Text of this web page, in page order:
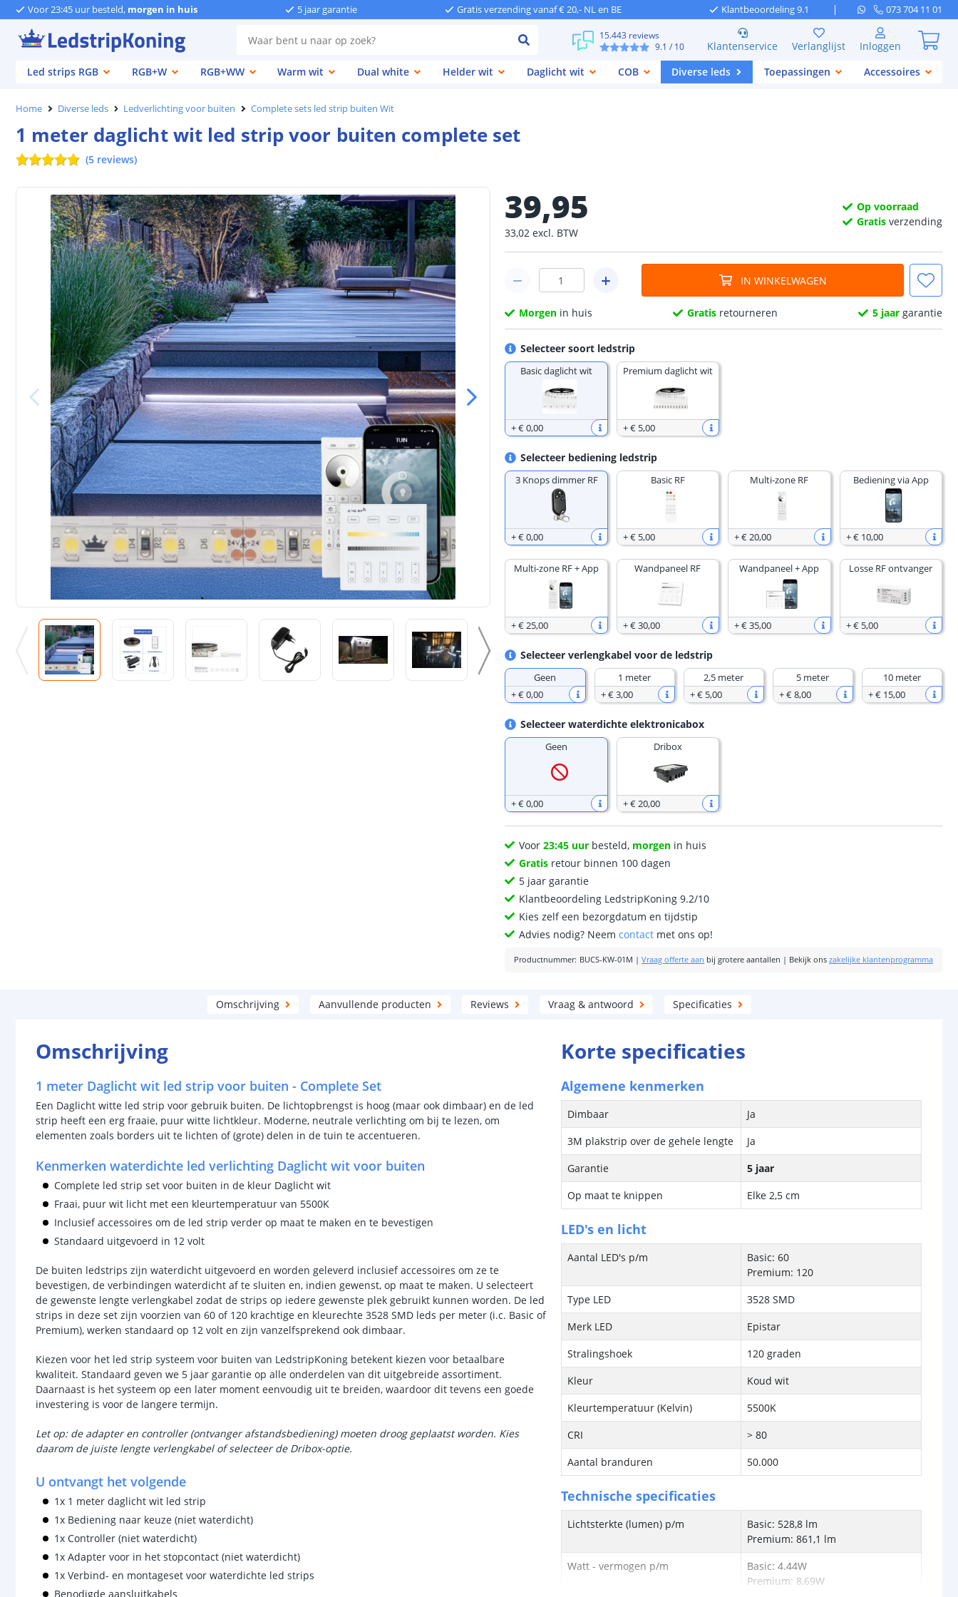
Voor 23:45 uur besteld, morgen in huis 5 jaar garantie Gratis verzending vanaf € 20,- NL en BE Klantbeoordeling 9.1 073 704 11 01
15.443 reviews
9.1 / 10 Klantenservice Verlanglijst
Inloggen
Led strips RGB
RGB+W RGB+WW Warm wit Dual white Helder wit Daglicht wit COB Diverse leds Toepassingen Accessoires
Home Diverse leds Ledverlichting voor buiten Complete sets led strip buiten Wit
1 meter daglicht wit led strip voor buiten complete set
(5 reviews)
39,95
33,02 excl. BTW
Op voorraad
Gratis verzending
IN WINKELWAGEN
Morgen in huis Gratis retourneren 5 jaargarantie
Selecteer soort ledstrip
Basic daglicht wit
+€ 0,00
Premium daglicht wit
+€ 5,00
Selecteer bediening ledstrip
3 Knops dimmer RF
+€ 0,00
Basic RF
+€ 5,00
Multi-zone RF
+€ 20,00
Bediening via App
+€ 10,00
Multi-zone RF + App
+€ 25,00
Wandpaneel RF
+€ 30,00
Wandpaneel + App
+€ 35,00
Losse RF ontvanger
+€ 5,00
Selecteer verlengkabel voor de ledstrip
Geen
+€ 0,00
1 meter
+€ 3,00
2,5 meter
+€ 5,00
5 meter
+€ 8,00
10 meter
+€ 15,00
Selecteer waterdichte elektronicabox
Geen
+€ 0,00
Dribox
+€ 20,00
Voor23:45 uur besteld, morgen in huis
Gratis retour binnen 100 dagen
5 jaar garantie
Klantbeoordeling LedstripKoning 9.2/10
Kies zelf een bezorgdatum en tijdstip
Advies nodig? Neemcontact met ons op!
Productnummer: BUCS-KW-01M |Vraag offerte aan bij grotere aantallen | Bekijk ons zakelijke klantenprogramma
Omschrijving Aanvullende producten Reviews Vraag & antwoord Specificaties
Omschrijving
1 meter Daglicht wit led strip voor buiten - Complete Set
Een Daglicht witte led strip voor gebruik buiten. De lichtopbrengst is hoog (maar ook dimbaar) en de led
strip heeft een erg fraaie, puur witte lichtkleur. Moderne, neutrale verlichting om bij te lezen, om
elementen zoals borders uit te lichten of (grote) delen in de tuin te accentueren.
Kenmerken waterdichte led verlichting Daglicht wit voor buiten
Complete led strip set voor buiten in de kleur Daglicht wit
Fraai, puur wit licht met een kleurtemperatuur van 5500K
Inclusief accessoires om de led strip verder op maat te maken en te bevestigen
Standaard uitgevoerd in 12 volt
De buiten ledstrips zijn waterdicht uitgevoerd en worden geleverd inclusief accessoires om ze te
bevestigen, de verbindingen waterdicht af te sluiten en, indien gewenst, op maat te maken. U selecteert
de gewenste lengte verlengkabel zodat de strips op iedere gewenste plek gebruikt kunnen worden. De led
strips in deze set zijn voorzien van 60 of 120 krachtige en kleurechte 3528 SMD leds per meter (i.c. Basic of
Premium), werken standaard op 12 volt en zijn vanzelfsprekend ook dimbaar.
Kiezen voor het led strip systeem voor buiten van LedstripKoning betekent kiezen voor betaalbare
kwaliteit. Standaard geven we 5 jaar garantie op alle onderdelen van dit uitgebreide assortiment.
Daarnaast is het systeem op een later moment eenvoudig uit te breiden, waardoor dit tevens een goede
investering is voor de langere termijn.
Let op: de adapter en controller (ontvanger afstandsbediening) moeten droog geplaatst worden. Kies
daarom de juiste lengte verlengkabel of selecteer de Dribox-optie.
U ontvangt het volgende
1x 1 meter daglicht wit led strip
1x Bediening naar keuze (niet waterdicht)
1x Controller (niet waterdicht)
1x Adapter voor in het stopcontact (niet waterdicht)
1x Verbind- en montageset voor waterdichte led strips
Benodigde aansluitkabels
Korte specificaties
Algemene kenmerken
Dimbaar
Ja
3M plakstrip over de gehele lengte
Ja
Garantie
5 jaar
Op maat te knippen
Elke 2,5 cm
LED's en licht
Aantal LED's p/m
Basic: 60
Premium: 120
Type LED
3528 SMD
Merk LED
Epistar
Stralingshoek
120 graden
Kleur
Koud wit
Kleurtemperatuur (Kelvin)
5500K
CRI
> 80
Aantal branduren
50.000
Technische specificaties
Lichtsterkte (lumen) p/m
Basic: 528,8 lm
Premium: 861,1 lm
Watt - vermogen p/m
Basic: 4.44W
Premium: 8,69W